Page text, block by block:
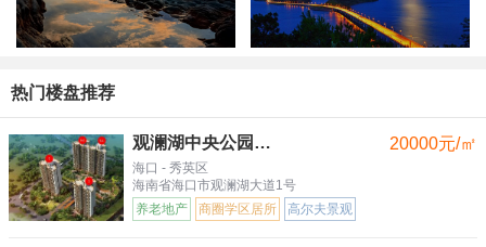
热门楼盘推荐
观澜湖中央公园三区
海口 - 秀英区
20000元/㎡
海南省海口市观澜湖大道1号
养老地产
商圈学区居所 高尔夫景观